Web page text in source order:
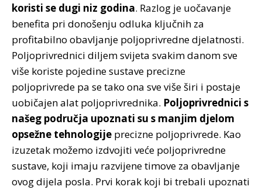
koristi se dugi niz godina. Razlog je uočavanje
benefita pri donošenju odluka ključnih za
profitabilno obavljanje poljoprivredne djelatnosti.
Poljoprivrednici diljem svijeta svakim danom sve
više koriste pojedine sustave precizne
poljoprivrede pa se tako ona sve više širi i postaje
uobičajen alat poljoprivrednika. Poljoprivrednici s
našeg područja upoznati su s manjim djelom
opsežne tehnologije precizne poljoprivrede. Kao
izuzetak možemo izdvojiti veće poljoprivredne
sustave, koji imaju razvijene timove za obavljanje
ovog dijela posla. Prvi korak koji bi trebali upoznati